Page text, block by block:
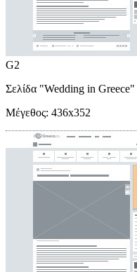
G2
Σελίδα "Wedding in Greece"
Μέγεθος: 436x352